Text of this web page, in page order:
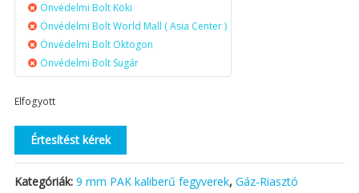
Önvédelmi Bolt Köki
Önvédelmi Bolt World Mall ( Asia Center )
Önvédelmi Bolt Oktogon
Önvédelmi Bolt Sugár
Elfogyott
Értesítést kérek
Kategóriák: 9 mm PAK kaliberű fegyverek, Gáz-Riasztó